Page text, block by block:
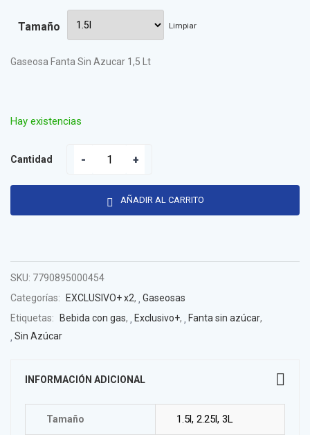
Tamaño Limpiar
Gaseosa Fanta Sin Azucar 1,5 Lt
Hay existencias
Cantidad
AÑADIR AL CARRITO
SKU: 7790895000454
Categorías:
EXCLUSIVO+ x2,
Gaseosas
Etiquetas:
Bebida con gas, Exclusivo+, Fanta sin azúcar,
Sin Azúcar
INFORMACIÓN ADICIONAL
Tamaño 1.5l, 2.25l, 3L